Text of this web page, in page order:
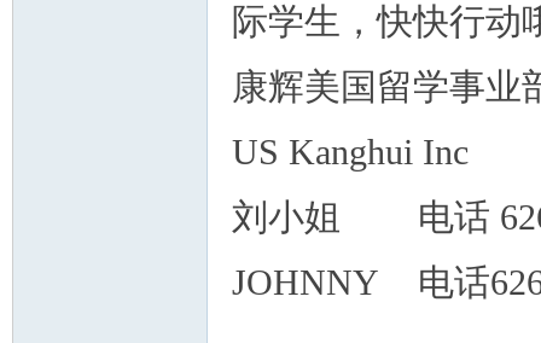
际学生，快快行动
康辉美国留学事业
US Kanghui Inc
刘小姐 电话
JOHNNY 电话